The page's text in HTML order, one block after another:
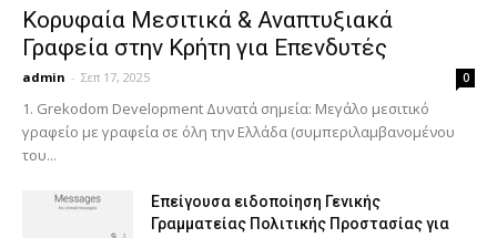
Κορυφαία Μεσιτικά & Αναπτυξιακά
Γραφεία στην Κρήτη για Επενδυτές
admin - Σεπ 17, 2025 0
1. Grekodom Development Δυνατά σημεία: Μεγάλο μεσιτικό
γραφείο με γραφεία σε όλη την Ελλάδα (συμπεριλαμβανομένου
του...
Επείγουσα ειδοποίηση Γενικής
Γραμματείας Πολιτικής Προστασίας για